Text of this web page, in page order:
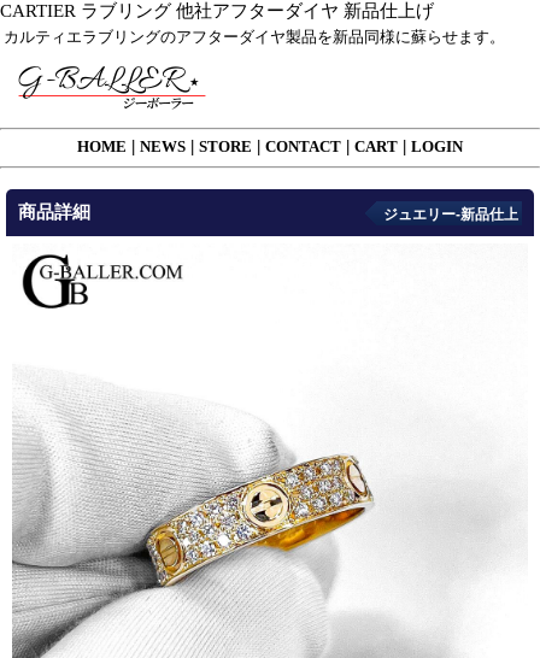
CARTIER ラブリング 他社アフターダイヤ 新品仕上げ
カルティエラブリングのアフターダイヤ製品を新品同様に蘇らせます。
HOME NEWS STORE CONTACT CART LOGIN
商品詳細 ジュエリー-新品仕上